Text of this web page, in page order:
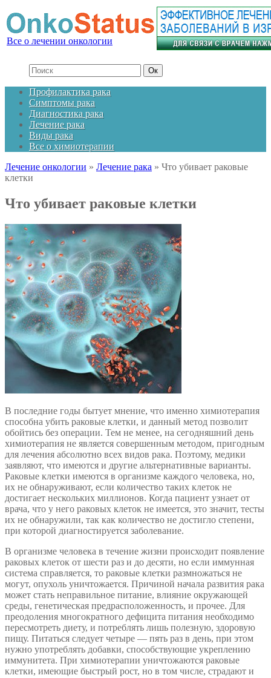
Все о лечении онкологии
Профилактика рака
Симптомы рака
Диагностика рака
Лечение рака
Виды рака
Все о химиотерапии
Лечение онкологии » Лечение рака » Что убивает раковые
клетки
Что убивает раковые клетки
В последние годы бытует мнение, что именно химиотерапия
способна убить раковые клетки, и данный метод позволит
обойтись без операции. Тем не менее, на сегодняшний день
химиотерапия не является совершенным методом, пригодным
для лечения абсолютно всех видов рака. Поэтому, медики
заявляют, что имеются и другие альтернативные варианты.
Раковые клетки имеются в организме каждого человека, но,
их не обнаруживают, если количество таких клеток не
достигает нескольких миллионов. Когда пациент узнает от
врача, что у него раковых клеток не имеется, это значит, тесты
их не обнаружили, так как количество не достигло степени,
при которой диагностируется заболевание.
В организме человека в течение жизни происходит появление
раковых клеток от шести раз и до десяти, но если иммунная
система справляется, то раковые клетки размножаться не
могут, опухоль уничтожается. Причиной начала развития рака
может стать неправильное питание, влияние окружающей
среды, генетическая предрасположенность, и прочее. Для
преодоления многократного дефицита питания необходимо
пересмотреть диету, и потреблять лишь полезную, здоровую
пищу. Питаться следует четыре — пять раз в день, при этом
нужно употреблять добавки, способствующие укреплению
иммунитета. При химиотерапии уничтожаются раковые
клетки, имеющие быстрый рост, но в том числе, страдают и